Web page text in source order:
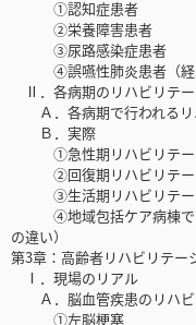
①認知症患者
②栄養障害患者
③尿路感染症患者
④誤嚥性肺炎患者（経鼻
Ⅱ．各病期のリハビリテー
Ａ．各病期で行われるリ
Ｂ．実際
①急性期リハビリテー
②回復期リハビリテー
③生活期リハビリテー
④地域包括ケア病棟での
の違い）
第3章：高齢者リハビリテ
Ⅰ．現場のリアル
Ａ．脳血管疾患のリハビ
①左脳梗塞